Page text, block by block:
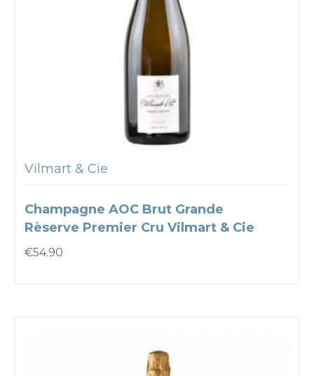
Vilmart & Cie
Champagne AOC Brut Grande
Rèserve Premier Cru Vilmart & Cie
€54.90